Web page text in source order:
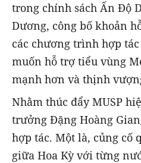
trong chính sách Ấn Độ
Dương, công bố khoản
các chương trình hợp
muốn hỗ trợ tiểu vùng
mạnh hơn và thịnh
Nhằm thúc đẩy MUSP
trưởng Đặng Hoàng
hợp tác. Một là, củng cố
giữa Hoa Kỳ với từng